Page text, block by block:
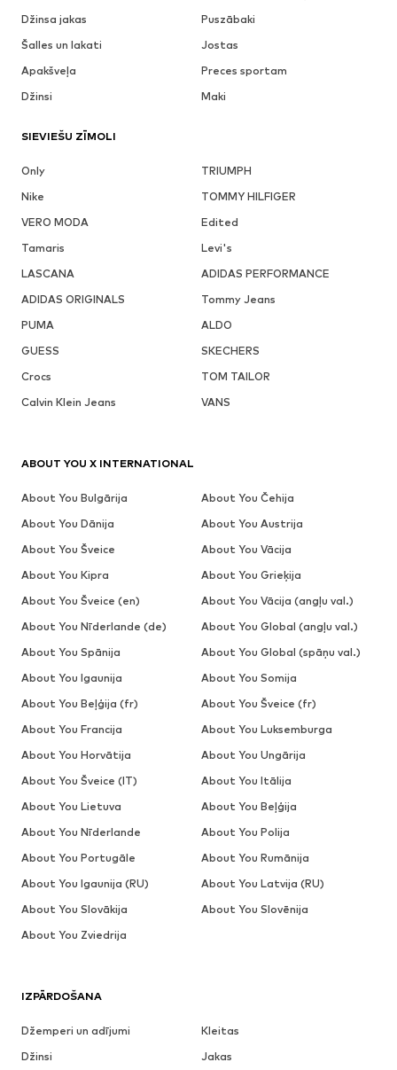
Džinsa jakas
Puszābaki
Šalles un lakati
Jostas
Apakšveļa
Preces sportam
Džinsi
Maki
SIEVIEŠU ZĪMOLI
Only
TRIUMPH
Nike
TOMMY HILFIGER
VERO MODA
Edited
Tamaris
Levi's
LASCANA
ADIDAS PERFORMANCE
ADIDAS ORIGINALS
Tommy Jeans
PUMA
ALDO
GUESS
SKECHERS
Crocs
TOM TAILOR
Calvin Klein Jeans
VANS
IZPĀRDOŠANA
Džemperi un adījumi
Kleitas
Džinsi
Jakas
ABOUT YOU X INTERNATIONAL
About You Bulgārija
About You Čehija
About You Dānija
About You Austrija
About You Šveice
About You Vācija
About You Kipra
About You Grieķija
About You Šveice (en)
About You Vācija (angļu val.)
About You Nīderlande (de)
About You Global (angļu val.)
About You Spānija
About You Global (spāņu val.)
About You Igaunija
About You Somija
About You Beļģija (fr)
About You Šveice (fr)
About You Francija
About You Luksemburga
About You Horvātija
About You Ungārija
About You Šveice (IT)
About You Itālija
About You Lietuva
About You Beļģija
About You Nīderlande
About You Polija
About You Portugāle
About You Rumānija
About You Igaunija (RU)
About You Latvija (RU)
About You Slovākija
About You Slovēnija
About You Zviedrija